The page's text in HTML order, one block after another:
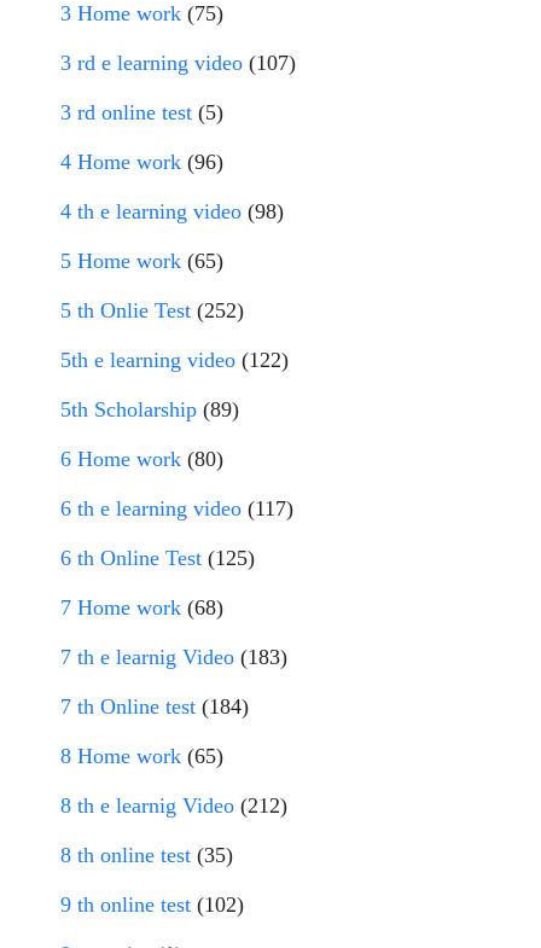
3 Home work (75)
3 rd e learning video (107)
3 rd online test (5)
4 Home work (96)
4 th e learning video (98)
5 Home work (65)
5 th Onlie Test (252)
5th e learning video (122)
5th Scholarship (89)
6 Home work (80)
6 th e learning video (117)
6 th Online Test (125)
7 Home work (68)
7 th e learnig Video (183)
7 th Online test (184)
8 Home work (65)
8 th e learnig Video (212)
8 th online test (35)
9 th online test (102)